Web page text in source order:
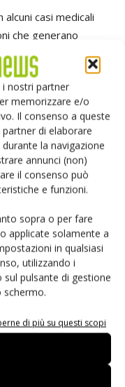
i nostri partner
memorizzare e/o
Il consenso a queste
di elaborare
la navigazione
annunci (non)
il consenso può
e funzioni.
sopra o per fare
applicate solamente a
in qualsiasi
utilizzando i
sul pulsante di gestione
schermo.
di più su questi scopi
alcuni casi medicali
che generano
I pin della serie
epossidico,
e il
più affidabile quando
MH3 è stata
- 55Hz 98.0m/s2
lungo gli assi
una volta ciascuno
dell'agenzia sia
UL62368-1,
C22.2
EN60601-1 3rd, c-UL
un peso massimo